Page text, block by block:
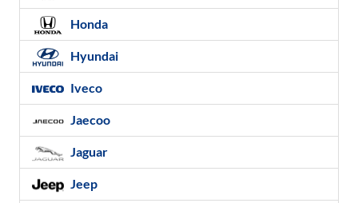
Honda
Hyundai
Iveco
Jaecoo
Jaguar
Jeep